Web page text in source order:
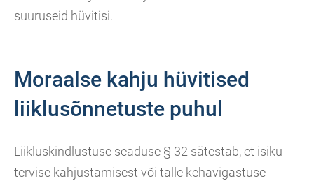
suuruseid hüvitisi.
Moraalse kahju hüvitised
liiklusõnnetuste puhul
Liikluskindlustuse seaduse § 32 sätestab, et isiku
tervise kahjustamisest või talle kehavigastuse